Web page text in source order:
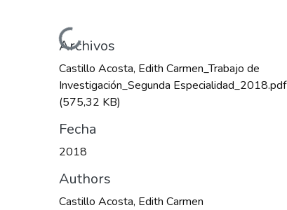
Cargando...
Archivos
Castillo Acosta, Edith Carmen_Trabajo de
Investigación_Segunda Especialidad_2018.pdf
(575,32 KB)
Fecha
2018
Authors
Castillo Acosta, Edith Carmen